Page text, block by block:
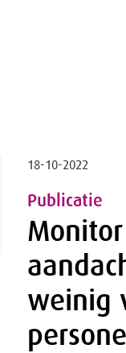
18-10-2022
Publicatie
weinig